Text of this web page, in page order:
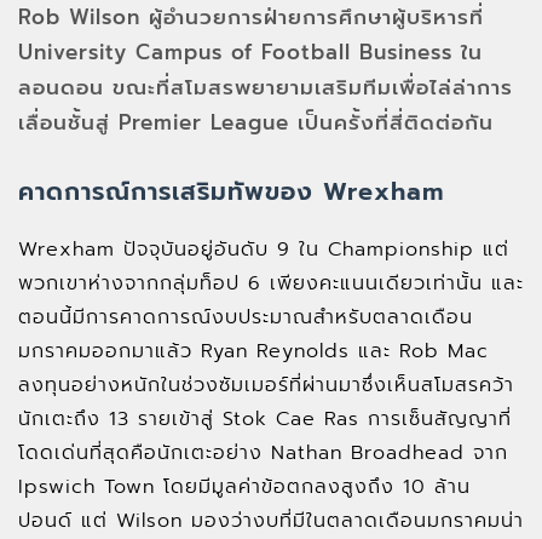
Rob Wilson ผู้อำนวยการฝ่ายการศึกษาผู้บริหารที่
University Campus of Football Business ใน
ลอนดอน ขณะที่สโมสรพยายามเสริมทีมเพื่อไล่ล่าการ
เลื่อนชั้นสู่ Premier League เป็นครั้งที่สี่ติดต่อกัน
คาดการณ์การเสริมทัพของ Wrexham
Wrexham ปัจจุบันอยู่อันดับ 9 ใน Championship แต่
พวกเขาห่างจากกลุ่มท็อป 6 เพียงคะแนนเดียวเท่านั้น และ
ตอนนี้มีการคาดการณ์งบประมาณสำหรับตลาดเดือน
มกราคมออกมาแล้ว Ryan Reynolds และ Rob Mac
ลงทุนอย่างหนักในช่วงซัมเมอร์ที่ผ่านมาซึ่งเห็นสโมสรคว้า
นักเตะถึง 13 รายเข้าสู่ Stok Cae Ras การเซ็นสัญญาที่
โดดเด่นที่สุดคือนักเตะอย่าง Nathan Broadhead จาก
Ipswich Town โดยมีมูลค่าข้อตกลงสูงถึง 10 ล้าน
ปอนด์ แต่ Wilson มองว่างบที่มีในตลาดเดือนมกราคมน่า